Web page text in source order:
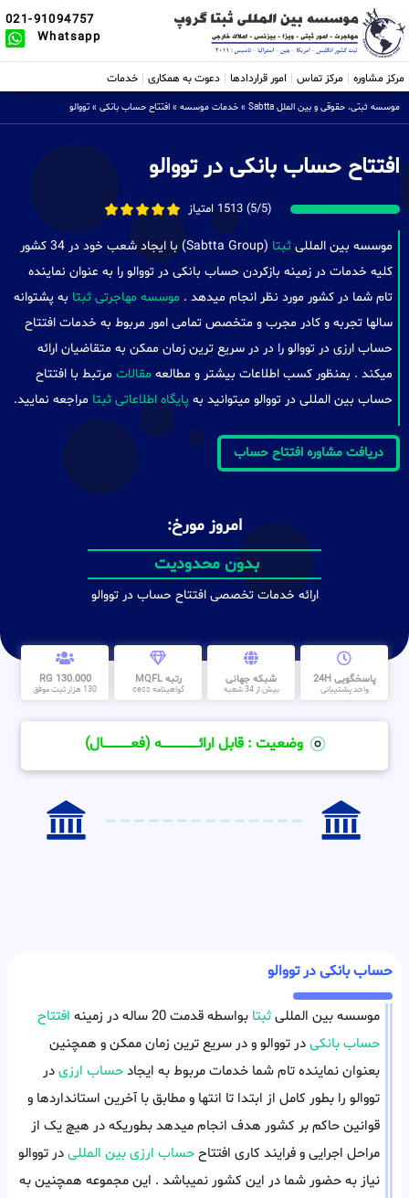
021-91094757
Whatsapp
مرکز مشاوره مرکز تماس امور قراردادها دعوت به همکاری خدمات
موسسه ثبتی، حقوقی و بین الملل Sabtta » خدمات موسسه » افتتاح حساب بانکی » تووالو
افتتاح حساب بانکی در تووالو
(5/5) 1513 امتیاز
موسسه بین المللی ثبتا
(Sabtta Group) با ایجاد شعب خود در 34 کشور
کلیه خدمات در زمینه بازکردن حساب بانکی در تووالو را به عنوان نماینده
تام شما در کشور مورد نظر انجام میدهد . موسسه مهاجرتی ثبتا به پشتوانه
سالها تجربه و کادر مجرب و متخصص تمامی امور مربوط به خدمات افتتاح
حساب ارزی در تووالو را در در سریع ترین زمان ممکن به متقاضیان ارائه
میکند . بمنظور کسب اطلاعات بیشتر و مطالعه مقالات مرتبط با افتتاح
حساب بین المللی در تووالو میتوانید به پایگاه اطلاعاتی ثبتا مراجعه نمایید.
دریافت مشاوره افتتاح حساب
امروز مورخ:
بدون محدودیت
ارائه خدمات تخصصی افتتاح حساب در تووالو
پاسخگویی 24H
واحد پشتیبانی
شبکه جهانی
بیش از 34 شعبه
رتبه MQFL
گواهینامه cess
130.000 RG
130 هزار ثبت موفق
وضعیت : قابل ارائــــــــــــــــــــه (فعـــــــــــــــال)
حساب بانکی در تووالو
موسسه بین المللیثبتا بواسطه قدمت 20 ساله در زمینه
افتتاح
حساب بانکیدر تووالو و در سریع ترین زمان ممکن و همچنین
بعنوان نماینده تام شما خدمات مربوط به ایجادحساب ارزیدر
تووالو را بطور کامل از ابتدا تا انتها و مطابق با آخرین استانداردها و
قوانین حاکم بر کشور هدف انجام میدهد بطوریکه در هیچ یک از
مراحل اجرایی و فرایند کاری افتتاححساب ارزی بین المللیدر تووالو
نیاز به حضور شما در این کشور نمیباشد . این مجموعه همچنین به